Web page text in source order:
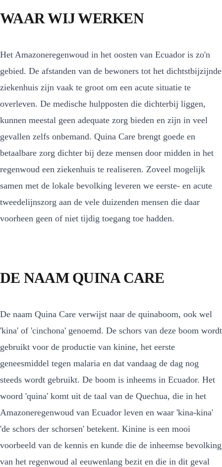
WAAR WIJ WERKEN
Het Amazoneregenwoud in het oosten van Ecuador is zo'n
gebied. De afstanden van de bewoners tot het dichtstbijzijnde
ziekenhuis zijn vaak te groot om een acute situatie te
overleven. De medische hulpposten die dichterbij liggen,
kunnen meestal geen adequate zorg bieden en zijn in veel
gevallen zelfs onbemand. Quina Care brengt goede en
betaalbare zorg dichter bij deze mensen door midden in het
regenwoud een ziekenhuis te realiseren. Zoveel mogelijk
samen met de lokale bevolking leveren we eerste- en acute
tweedelijnszorg aan de vele duizenden mensen die daar
voorheen geen of niet tijdig toegang toe hadden.
DE NAAM QUINA CARE
De naam Quina Care verwijst naar de quinaboom, ook wel
'kina' of 'cinchona' genoemd. De schors van deze boom wordt
gebruikt voor de productie van kinine, het eerste
geneesmiddel tegen malaria en dat vandaag de dag nog
steeds wordt gebruikt. De boom is inheems in Ecuador. Het
woord 'quina' komt uit de taal van de Quechua, die in het
Amazoneregenwoud van Ecuador leven en waar 'kina-kina'
'de schors der schorsen' betekent. Kinine is een mooi
voorbeeld van de kennis en kunde die de inheemse bevolking
van het regenwoud al eeuwenlang bezit en die in dit geval